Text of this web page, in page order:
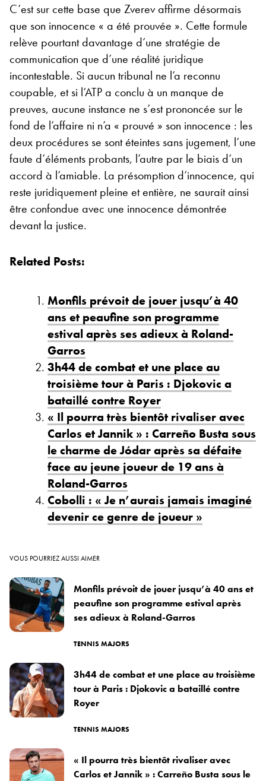
C’est sur cette base que Zverev affirme désormais
que son innocence « a été prouvée ». Cette formule
relève pourtant davantage d’une stratégie de
communication que d’une réalité juridique
incontestable. Si aucun tribunal ne l’a reconnu
coupable, et si l’ATP a conclu à un manque de
preuves, aucune instance ne s’est prononcée sur le
fond de l’affaire ni n’a « prouvé » son innocence : les
deux procédures se sont éteintes sans jugement, l’une
faute d’éléments probants, l’autre par le biais d’un
accord à l’amiable. La présomption d’innocence, qui
reste juridiquement pleine et entière, ne saurait ainsi
être confondue avec une innocence démontrée
devant la justice.
Related Posts:
Monfils prévoit de jouer jusqu’à 40
ans et peaufine son programme
estival après ses adieux à Roland-
Garros
3h44 de combat et une place au
troisième tour à Paris : Djokovic a
bataillé contre Royer
« Il pourra très bientôt rivaliser avec
Carlos et Jannik » : Carreño Busta sous
le charme de Jódar après sa défaite
face au jeune joueur de 19 ans à
Roland-Garros
Cobolli : « Je n’aurais jamais imaginé
devenir ce genre de joueur »
VOUS POURRIEZ AUSSI AIMER
Monfils prévoit de jouer jusqu’à 40 ans et
peaufine son programme estival après
ses adieux à Roland-Garros
TENNIS MAJORS
3h44 de combat et une place au troisième
tour à Paris : Djokovic a bataillé contre
Royer
TENNIS MAJORS
« Il pourra très bientôt rivaliser avec
Carlos et Jannik » : Carreño Busta sous le